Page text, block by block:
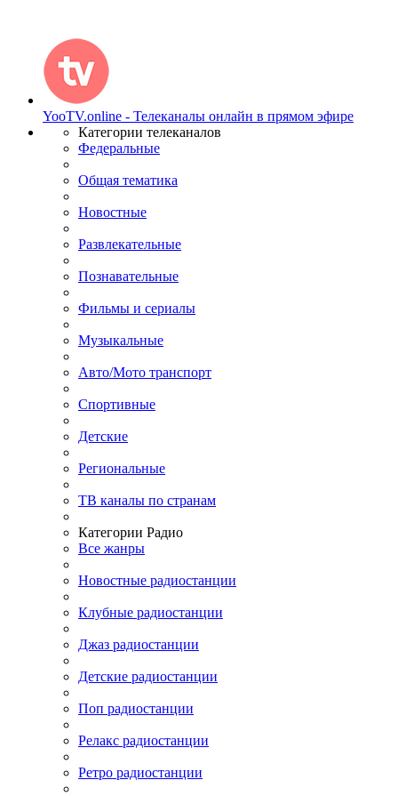
YooTV.online - Телеканалы онлайн в прямом эфире
Категории телеканалов
Федеральные
Общая тематика
Новостные
Развлекательные
Познавательные
Фильмы и сериалы
Музыкальные
Авто/Мото транспорт
Спортивные
Детские
Региональные
ТВ каналы по странам
Категории Радио
Все жанры
Новостные радиостанции
Клубные радиостанции
Джаз радиостанции
Детские радиостанции
Поп радиостанции
Релакс радиостанции
Ретро радиостанции